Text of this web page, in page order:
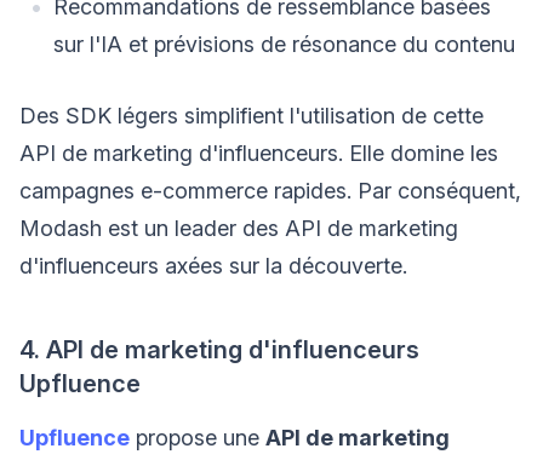
Recommandations de ressemblance basées
sur l'IA et prévisions de résonance du contenu
Des SDK légers simplifient l'utilisation de cette
API de marketing d'influenceurs. Elle domine les
campagnes e-commerce rapides. Par conséquent,
Modash est un leader des API de marketing
d'influenceurs axées sur la découverte.
4. API de marketing d'influenceurs
Upfluence
Upfluence propose une API de marketing